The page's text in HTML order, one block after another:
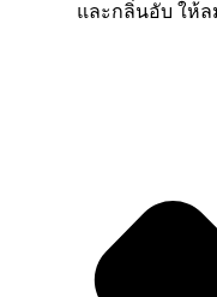
และกลิ่นอับ ให้ล